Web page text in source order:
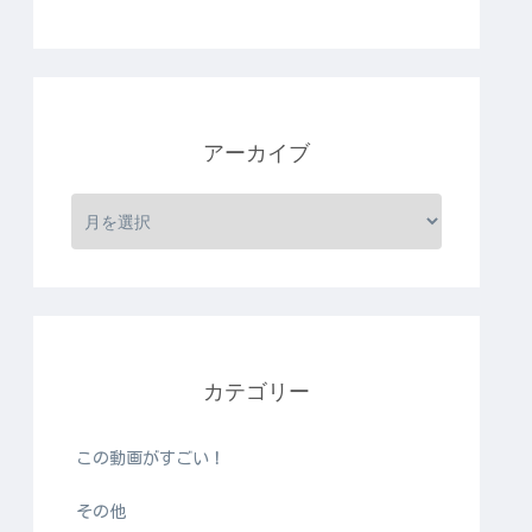
アーカイブ
カテゴリー
この動画がすごい！
その他